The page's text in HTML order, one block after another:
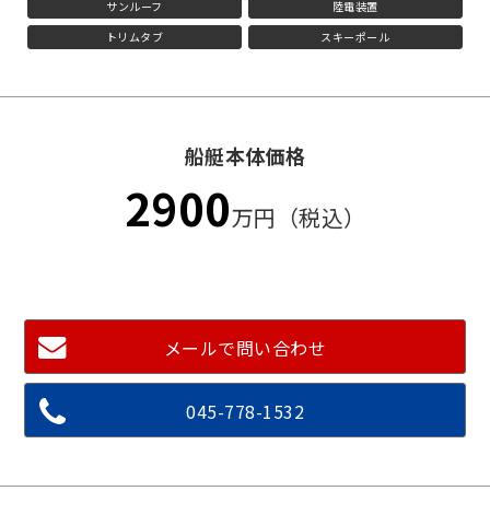
サンルーフ
陸電装置
トリムタブ
スキーポール
船艇本体価格
2900万円（税込）
メールで問い合わせ
045-778-1532